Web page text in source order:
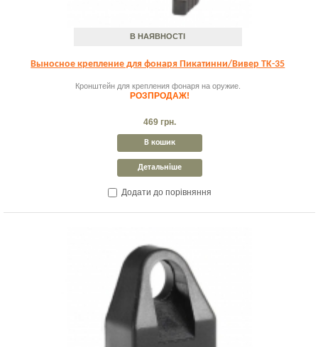
В НАЯВНОСТІ
Выносное крепление для фонаря Пикатинни/Вивер TK-35
Кронштейн для крепления фонаря на оружие.
РОЗПРОДАЖ!
469 грн.
В кошик
Детальніше
Додати до порівняння